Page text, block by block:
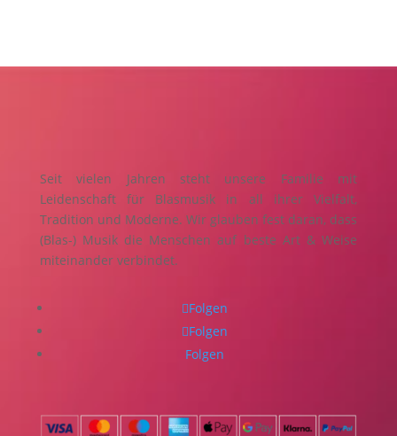
Seit vielen Jahren steht unsere Familie mit
Leidenschaft für Blasmusik in all ihrer Vielfalt,
Tradition und Moderne. Wir glauben fest daran, dass
(Blas-) Musik die Menschen auf beste Art & Weise
miteinander verbindet.
Folgen
Folgen
Folgen